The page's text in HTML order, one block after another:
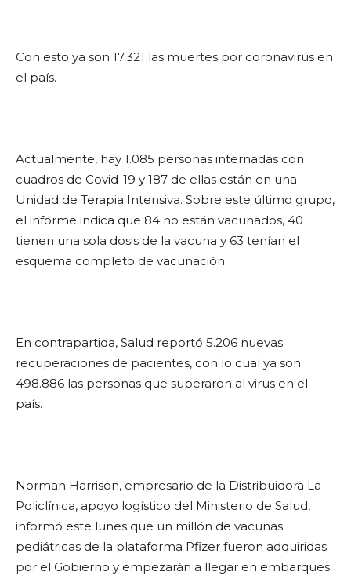
Con esto ya son 17.321 las muertes por coronavirus en
el país.
Actualmente, hay 1.085 personas internadas con
cuadros de Covid-19 y 187 de ellas están en una
Unidad de Terapia Intensiva. Sobre este último grupo,
el informe indica que 84 no están vacunados, 40
tienen una sola dosis de la vacuna y 63 tenían el
esquema completo de vacunación.
En contrapartida, Salud reportó 5.206 nuevas
recuperaciones de pacientes, con lo cual ya son
498.886 las personas que superaron al virus en el
país.
Norman Harrison, empresario de la Distribuidora La
Policlínica, apoyo logístico del Ministerio de Salud,
informó este lunes que un millón de vacunas
pediátricas de la plataforma Pfizer fueron adquiridas
por el Gobierno y empezarán a llegar en embarques